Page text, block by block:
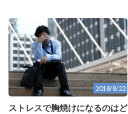
2018/8/22
ストレスで胸焼けになるのはど